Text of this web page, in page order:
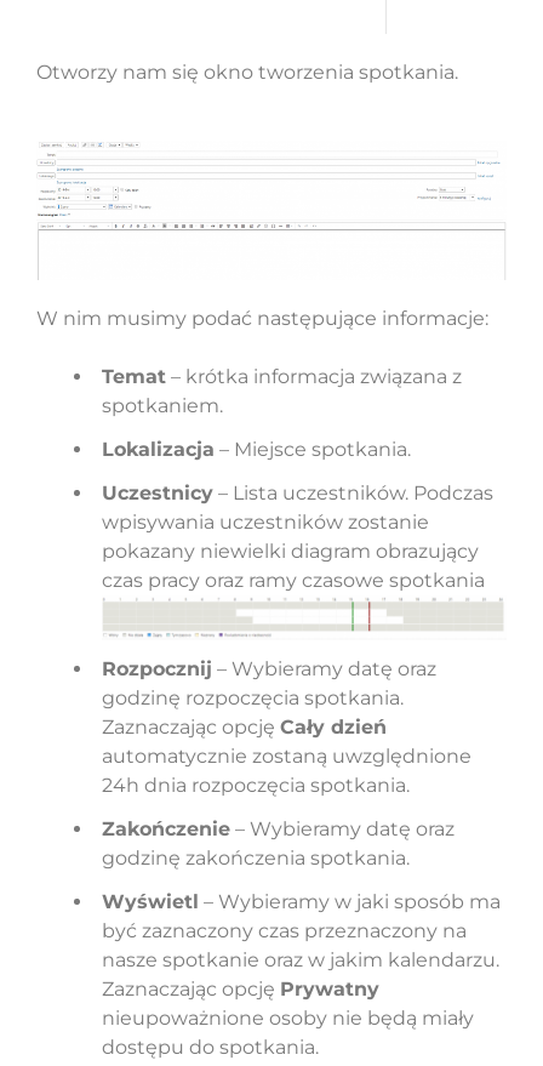
Otworzy nam się okno tworzenia spotkania.
W nim musimy podać następujące informacje:
Temat – krótka informacja związana z
spotkaniem.
Lokalizacja – Miejsce spotkania.
Uczestnicy – Lista uczestników. Podczas
wpisywania uczestników zostanie
pokazany niewielki diagram obrazujący
czas pracy oraz ramy czasowe spotkania
Rozpocznij – Wybieramy datę oraz
godzinę rozpoczęcia spotkania.
Zaznaczając opcję Cały dzień
automatycznie zostaną uwzględnione
24h dnia rozpoczęcia spotkania.
Zakończenie – Wybieramy datę oraz
godzinę zakończenia spotkania.
Wyświetl – Wybieramy w jaki sposób ma
być zaznaczony czas przeznaczony na
nasze spotkanie oraz w jakim kalendarzu.
Zaznaczając opcję Prywatny
nieupoważnione osoby nie będą miały
dostępu do spotkania.